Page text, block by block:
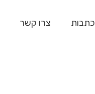
כתבות צרו קשר